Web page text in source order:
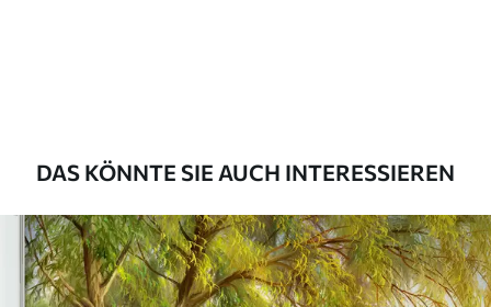
80.0048.00₣/m²
DAS KÖNNTE SIE AUCH INTERESSIEREN